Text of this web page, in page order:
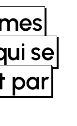
se
par